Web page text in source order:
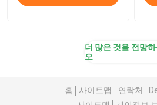
더 많은 것을 전망하
오
홈 사이트맵 연락처